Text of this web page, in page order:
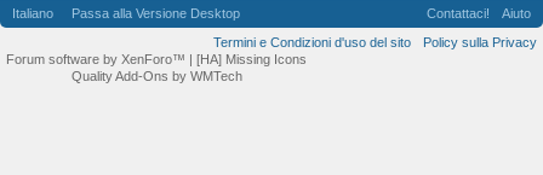
Italiano Passa alla Versione Desktop Contattaci!
Aiuto
Termini e Condizioni d'uso del sito
Policy sulla Privacy
Forum software by XenForo™ | [HA] Missing Icons
Quality Add-Ons by WMTech